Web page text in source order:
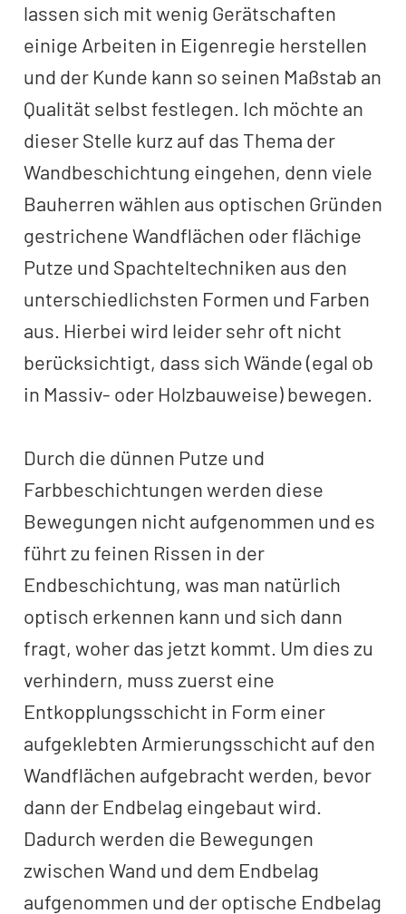
lassen sich mit wenig Gerätschaften
einige Arbeiten in Eigenregie herstellen
und der Kunde kann so seinen Maßstab an
Qualität selbst festlegen. Ich möchte an
dieser Stelle kurz auf das Thema der
Wandbeschichtung eingehen, denn viele
Bauherren wählen aus optischen Gründen
gestrichene Wandflächen oder flächige
Putze und Spachteltechniken aus den
unterschiedlichsten Formen und Farben
aus. Hierbei wird leider sehr oft nicht
berücksichtigt, dass sich Wände (egal ob
in Massiv- oder Holzbauweise) bewegen.
Durch die dünnen Putze und
Farbbeschichtungen werden diese
Bewegungen nicht aufgenommen und es
führt zu feinen Rissen in der
Endbeschichtung, was man natürlich
optisch erkennen kann und sich dann
fragt, woher das jetzt kommt. Um dies zu
verhindern, muss zuerst eine
Entkopplungsschicht in Form einer
aufgeklebten Armierungsschicht auf den
Wandflächen aufgebracht werden, bevor
dann der Endbelag eingebaut wird.
Dadurch werden die Bewegungen
zwischen Wand und dem Endbelag
aufgenommen und der optische Endbelag